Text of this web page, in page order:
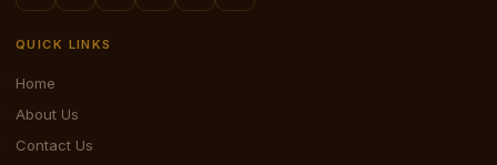
QUICK LINKS
Home
About Us
Contact Us